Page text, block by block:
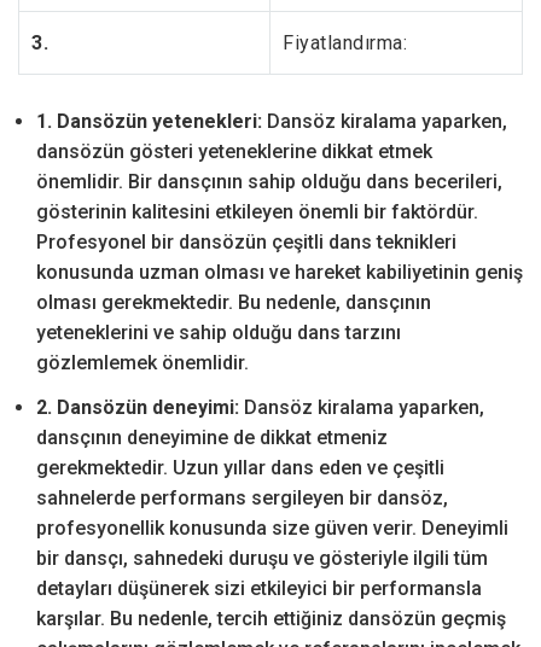
3. Fiyatlandırma:
1. Dansözün yetenekleri: Dansöz kiralama yaparken,
dansözün gösteri yeteneklerine dikkat etmek
önemlidir. Bir dansçının sahip olduğu dans becerileri,
gösterinin kalitesini etkileyen önemli bir faktördür.
Profesyonel bir dansözün çeşitli dans teknikleri
konusunda uzman olması ve hareket kabiliyetinin geniş
olması gerekmektedir. Bu nedenle, dansçının
yeteneklerini ve sahip olduğu dans tarzını
gözlemlemek önemlidir.
2. Dansözün deneyimi: Dansöz kiralama yaparken,
dansçının deneyimine de dikkat etmeniz
gerekmektedir. Uzun yıllar dans eden ve çeşitli
sahnelerde performans sergileyen bir dansöz,
profesyonellik konusunda size güven verir. Deneyimli
bir dansçı, sahnedeki duruşu ve gösteriyle ilgili tüm
detayları düşünerek sizi etkileyici bir performansla
karşılar. Bu nedenle, tercih ettiğiniz dansözün geçmiş